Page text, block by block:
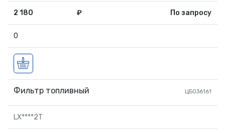
2 180 ₽ По запросу
0
Фильтр топливный ЦБ036161
LX****2T